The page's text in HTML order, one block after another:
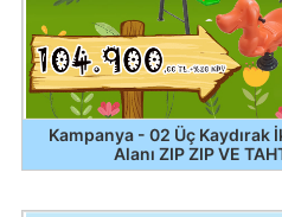
Kampanya - 02 Üç Kaydırak
Alanı ZIP ZIP VE